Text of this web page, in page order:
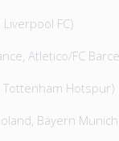
FC)
Atletico/FC
Tottenham Hotspur)
Bayern